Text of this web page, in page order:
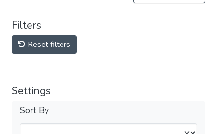
Filters
Reset filters
Settings
Sort By